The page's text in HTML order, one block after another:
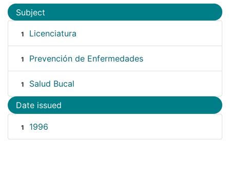
Subject
1 Licenciatura
1 Prevención de Enfermedades
1 Salud Bucal
Date issued
1 1996